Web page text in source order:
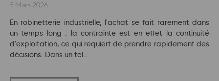
5 Mars 2026
En robinetterie industrielle, l'achat se fait rarement dans
un temps long : la contrainte est en effet la continuité
d'exploitation, ce qui requiert de prendre rapidement des
décisions. Dans un tel...